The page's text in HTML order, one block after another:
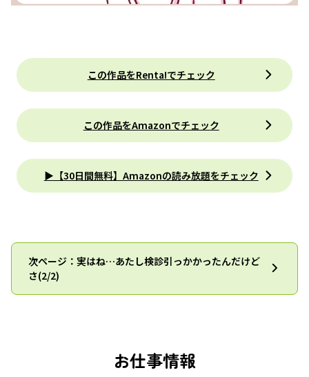
この作品をRenta!でチェック
この作品をAmazonでチェック
▶【30日間無料】Amazonの読み放題をチェック
次ページ：実はね…あたし検診引っかかったんだけど
さ(2/2)
お仕事情報